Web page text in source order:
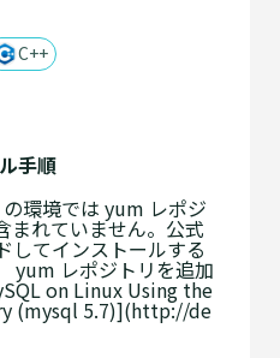
C++
手順
環境では yum レポジ
まれていません。公式
してインストールする
yum レポジトリを追加
on Linux Using the
(mysql 5.7)](http://de